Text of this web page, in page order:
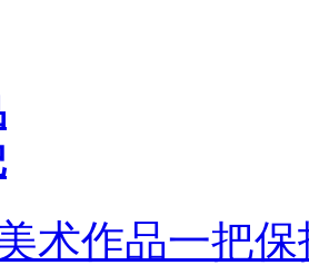
术作品一把保